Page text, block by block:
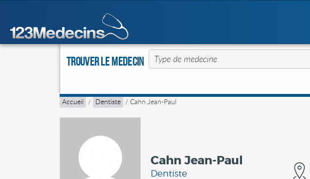
Trouver le Medecin
Accueil / Dentiste / Cahn Jean-Paul
Cahn Jean-Paul
Dentiste